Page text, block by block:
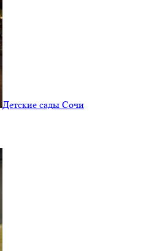
Детские сады Сочи